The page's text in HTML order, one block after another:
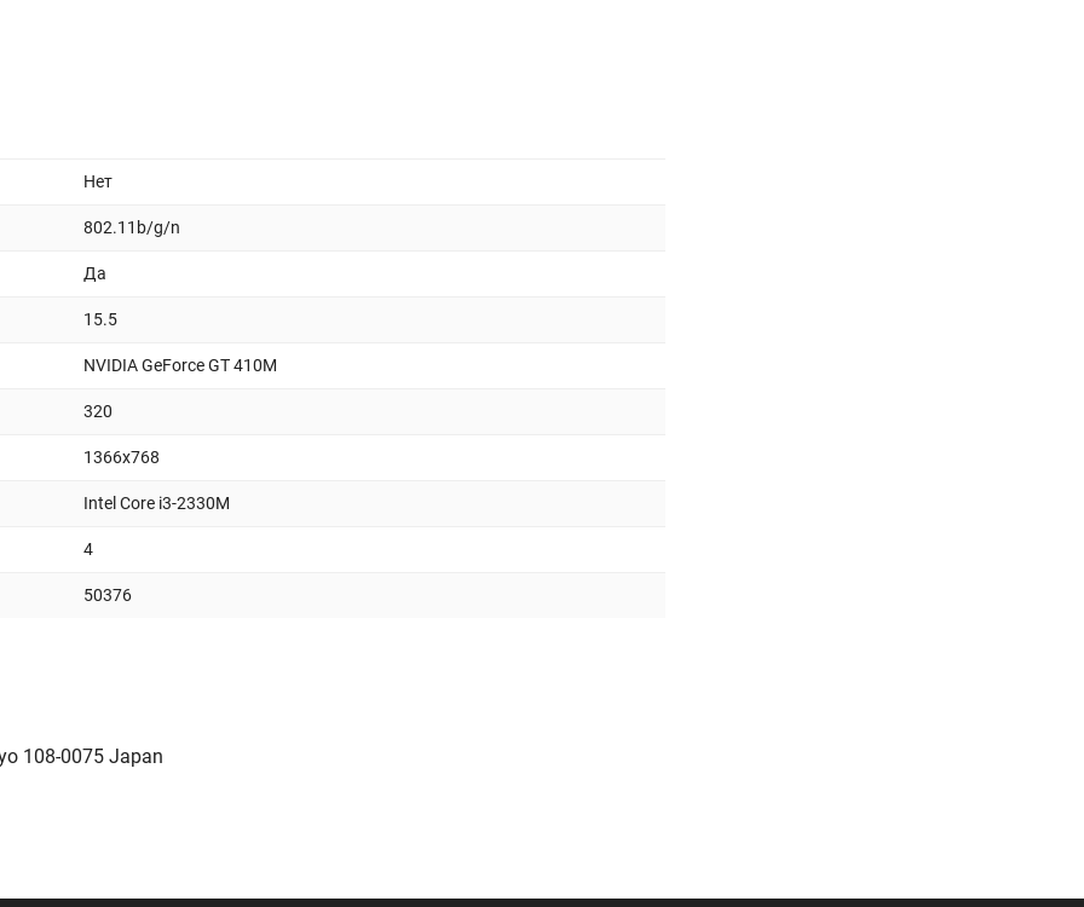
Нет
802.11b/g/n
Да
15.5
NVIDIA GeForce GT 410M
320
1366x768
Intel Core i3-2330M
4
50376
108-0075 Japan